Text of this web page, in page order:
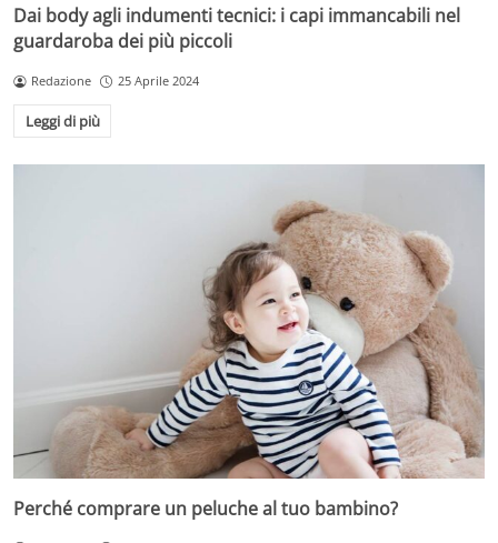
Dai body agli indumenti tecnici: i capi immancabili nel
guardaroba dei più piccoli
Redazione 25 Aprile 2024
Leggi di più
Perché comprare un peluche al tuo bambino?